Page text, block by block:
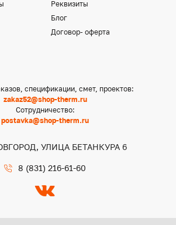
Реквизиты
Блог
Договор- оферта
спецификации, смет, проектов:
zakaz52@shop-therm.ru
Сотрудничество:
postavka@shop-therm.ru
УЛИЦА БЕТАНКУРА 6
8 (831) 216-61-60